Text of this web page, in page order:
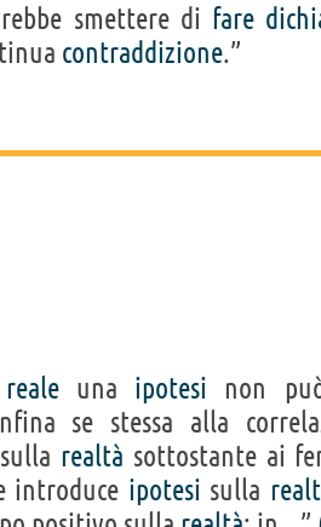
smettere di fare
contraddizione.”
reale una ipotesi non
se stessa alla
realtà sottostante ai
introduce ipotesi sulla